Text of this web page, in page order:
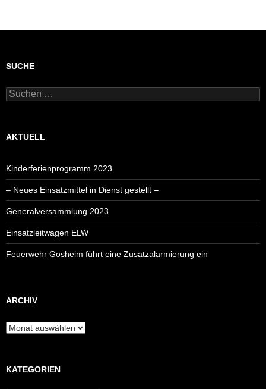
SUCHE
Suchen
nach:
AKTUELL
Kinderferienprogramm 2023
– Neues Einsatzmittel in Dienst gestellt –
Generalversammlung 2023
Einsatzleitwagen ELW
Feuerwehr Gosheim führt eine Zusatzalarmierung ein
ARCHIV
Archiv
KATEGORIEN